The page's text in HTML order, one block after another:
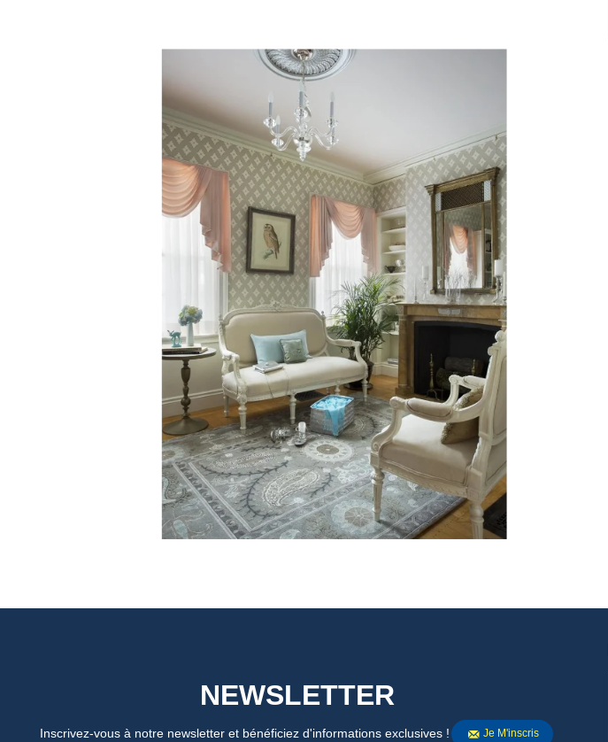
NEWSLETTER
Inscrivez-vous à notre newsletter et bénéficiez d'informations exclusives ! Je M'inscris